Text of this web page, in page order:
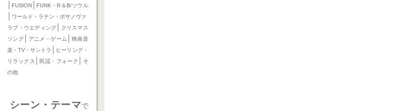
FUSION FUNK・R＆B/ソウル
ワールド・ラテン・ボサノヴァ
ラブ・ウエディング
クリスマス
ソング
アニメ・ゲーム
映画音
楽・TV・サントラ
ヒーリング・
リラックス
民謡・フォーク
そ
の他
シーン・テーマで